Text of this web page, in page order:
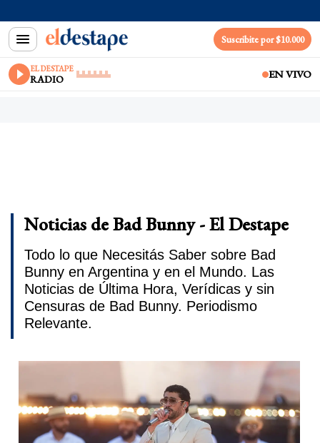
Suscribite por $10.000
EL DESTAPE
RADIO EN VIVO
Noticias de Bad Bunny - El Destape
Todo lo que Necesitás Saber sobre Bad
Bunny en Argentina y en el Mundo. Las
Noticias de Última Hora, Verídicas y sin
Censuras de Bad Bunny. Periodismo
Relevante.